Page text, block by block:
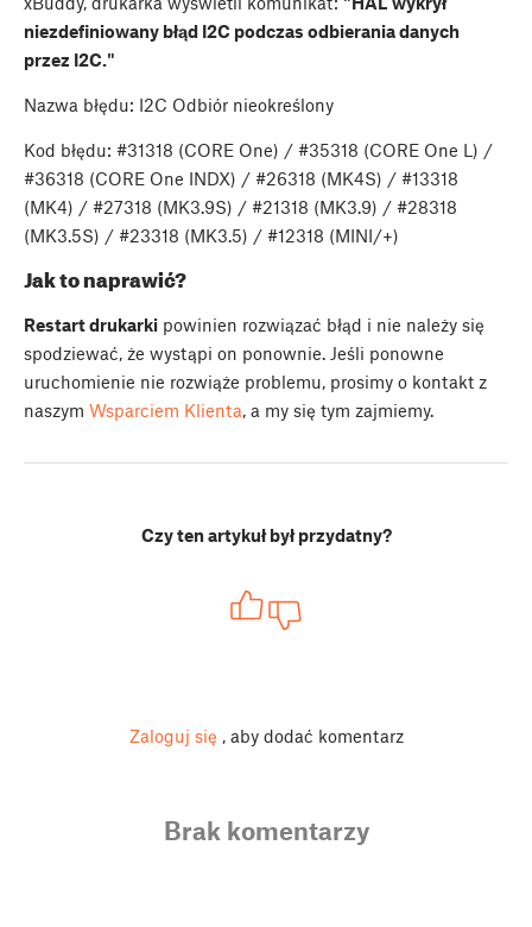
niezdefiniowany błąd I2C podczas odbierania danych
przez I2C."
Nazwa błędu: I2C Odbiór nieokreślony
Kod błędu: #31318 (CORE One) / #35318 (CORE One L) /
#36318 (CORE One INDX) / #26318 (MK4S) / #13318
(MK4) / #27318 (MK3.9S) / #21318 (MK3.9) / #28318
(MK3.5S) / #23318 (MK3.5) / #12318 (MINI/+)
Jak to naprawić?
Restart drukarki powinien rozwiązać błąd i nie należy się
spodziewać, że wystąpi on ponownie. Jeśli ponowne
uruchomienie nie rozwiąże problemu, prosimy o kontakt z
naszym Wsparciem Klienta, a my się tym zajmiemy.
Czy ten artykuł był przydatny?
Zaloguj się , aby dodać komentarz
Brak komentarzy